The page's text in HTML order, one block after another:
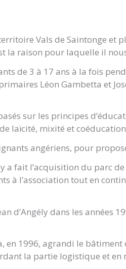
Vals de Saintonge et
la raison pour laquelle il
de 3 à 17 ans à la fois
Léon Gambetta et
sur les principes
laïcité, mixité et
angériens, pour
a fait l’acquisition du parc
à l’association tout en
d’Angély dans les années
en 1996, agrandi le
la partie logistique et